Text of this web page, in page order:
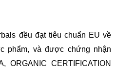
đều đạt tiêu chuẩn EU về
phẩm, và được chứng nhận
ORGANIC CERTIFICATION